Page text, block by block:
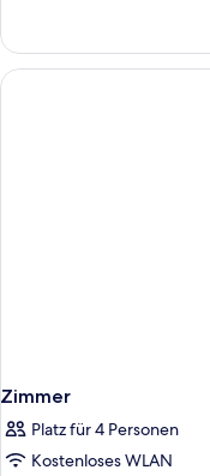
Zimmer
Platz für 4 Personen
Kostenloses WLAN